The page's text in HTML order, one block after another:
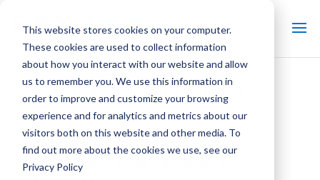
This website stores cookies on your computer.
These cookies are used to collect information
about how you interact with our website and allow
us to remember you. We use this information in
order to improve and customize your browsing
experience and for analytics and metrics about our
visitors both on this website and other media. To
find out more about the cookies we use, see our
Privacy Policy
Lubrifiants pour réducteurs
de vitesse
Étude de cas sur les
réducteurs de la série M –